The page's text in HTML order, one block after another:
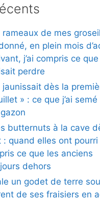
rameaux de mes
en plein mois
j’ai compris ce
perdre
jaunissait dès la
» : ce que j’ai
butternuts à la cave
: quand elles ont
ce que les anciens
dehors
un godet de terre
de ses fraisiers en